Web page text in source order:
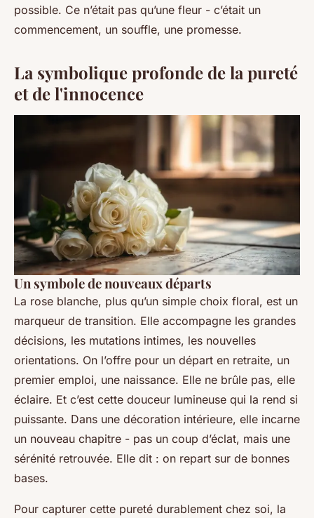
possible. Ce n’était pas qu’une fleur - c’était un
commencement, un souffle, une promesse.
La symbolique profonde de la pureté
et de l'innocence
Un symbole de nouveaux départs
La rose blanche, plus qu’un simple choix floral, est un
marqueur de transition. Elle accompagne les grandes
décisions, les mutations intimes, les nouvelles
orientations. On l’offre pour un départ en retraite, un
premier emploi, une naissance. Elle ne brûle pas, elle
éclaire. Et c’est cette douceur lumineuse qui la rend si
puissante. Dans une décoration intérieure, elle incarne
un nouveau chapitre - pas un coup d’éclat, mais une
sérénité retrouvée. Elle dit : on repart sur de bonnes
bases.
Pour capturer cette pureté durablement chez soi, la